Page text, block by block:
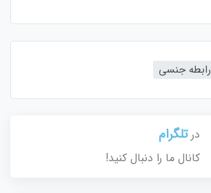
رابطه جنسی
درتلگرام
کانال ما را دنبال کنید!